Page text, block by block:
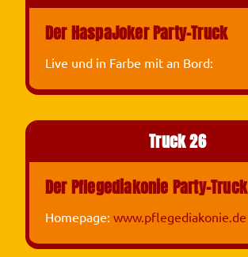
Der HaspaJoker Party-Truck
Live und in Farbe mit an Bord:
Truck 26
Der Pflegediakonie Party-Truck
Homepage: www.pflegediakonie.de